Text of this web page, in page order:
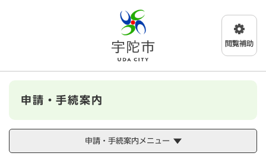
メニューを飛ばして本文へ
申請・手続案内
申請・手続案内メニュー